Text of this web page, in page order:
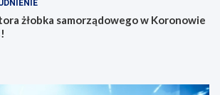
żłobka samorządowego w Koronowie